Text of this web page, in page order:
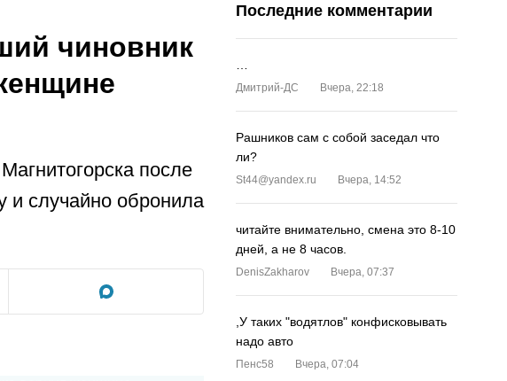
чиновник
после
и случайно обронила
Последние комментарии
Дмитрий-ДС Вчера, 22:18
Рашников сам с собой заседал что
ли?
St44@yandex.ru Вчера, 14:52
читайте внимательно, смена это 8-10
дней, а не 8 часов.
DenisZakharov Вчера, 07:37
,У таких "водятлов" конфисковывать
надо авто
Пенс58 Вчера, 07:04